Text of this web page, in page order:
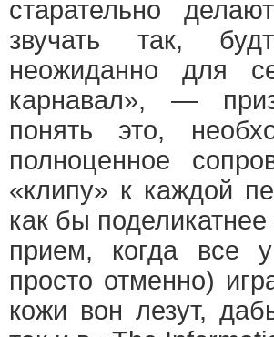
старательно
звучать так,
неожиданно для
карнавал», —
понять это,
полноценное
«клипу» к каждой
как бы
прием, когда все
просто отменно)
кожи вон лезут,